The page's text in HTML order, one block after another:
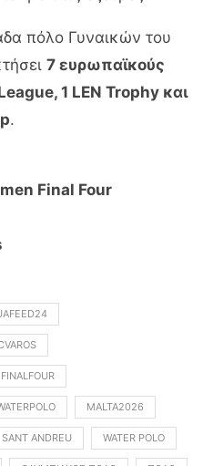
πόλο Γυναικών του
7 ευρωπαϊκούς
1 LEN Trophy και
.
Final Four
FINALFOUR
MALTA2026
SANT ANDREU WATER POLO